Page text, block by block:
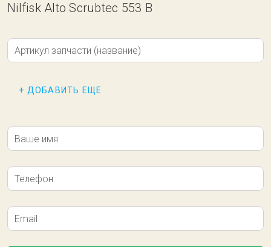
Nilfisk Alto Scrubtec 553 B
Артикул запчасти (название)
+ ДОБАВИТЬ ЕЩЕ
Ваше имя
Телефон
Email